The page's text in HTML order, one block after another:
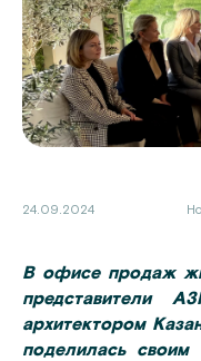
24.09.2024
В офисе продаж
представители
архитектором
поделилась своим